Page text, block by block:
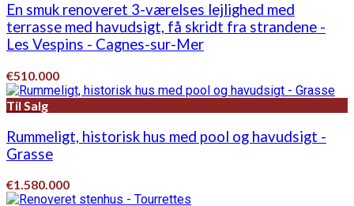
En smuk renoveret 3-værelses lejlighed med
terrasse med havudsigt, få skridt fra strandene -
Les Vespins - Cagnes-sur-Mer
€510.000
Til Salg
Rummeligt, historisk hus med pool og havudsigt -
Grasse
€1.580.000